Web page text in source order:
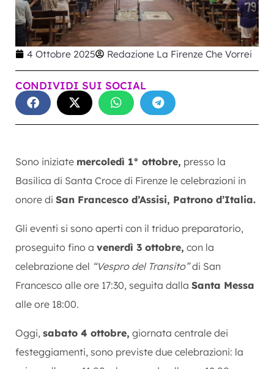
4 Ottobre 2025 Redazione La Firenze Che Vorrei
CONDIVIDI SUI SOCIAL
Sono iniziate mercoledì 1° ottobre, presso la
Basilica di Santa Croce di Firenze le celebrazioni in
onore di San Francesco d’Assisi, Patrono d’Italia.
Gli eventi si sono aperti con il triduo preparatorio,
proseguito fino a venerdì 3 ottobre, con la
celebrazione del “Vespro del Transito”di San
Francesco alle ore 17:30, seguita dalla Santa Messa
alle ore 18:00.
Oggi, sabato 4 ottobre, giornata centrale dei
festeggiamenti, sono previste due celebrazioni: la